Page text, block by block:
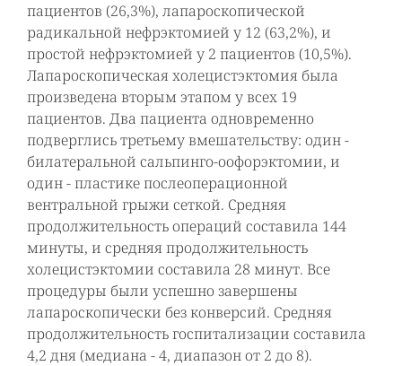
пациентов (26,3%), лапароскопической
радикальной нефрэктомией у 12 (63,2%), и
простой нефрэктомией у 2 пациентов (10,5%).
Лапароскопическая холецистэктомия была
произведена вторым этапом у всех 19
пациентов. Два пациента одновременно
подверглись третьему вмешательству: один -
билатеральной сальпинго-оофорэктомии, и
один - пластике послеоперационной
вентральной грыжи сеткой. Средняя
продолжительность операций составила 144
минуты, и средняя продолжительность
холецистэктомии составила 28 минут. Все
процедуры были успешно завершены
лапароскопически без конверсий. Средняя
продолжительность госпитализации составила
4,2 дня (медиана - 4, диапазон от 2 до 8).